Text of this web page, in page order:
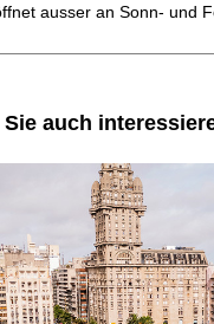
ausser an Sonn- und
auch